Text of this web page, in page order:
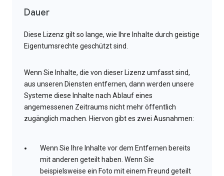
Dauer
Diese Lizenz gilt so lange, wie Ihre Inhalte durch geistige
Eigentumsrechte geschützt sind.
Wenn Sie Inhalte, die von dieser Lizenz umfasst sind,
aus unseren Diensten entfernen, dann werden unsere
Systeme diese Inhalte nach Ablauf eines
angemessenen Zeitraums nicht mehr öffentlich
zugänglich machen. Hiervon gibt es zwei Ausnahmen:
Wenn Sie Ihre Inhalte vor dem Entfernen bereits
mit anderen geteilt haben. Wenn Sie
beispielsweise ein Foto mit einem Freund geteilt